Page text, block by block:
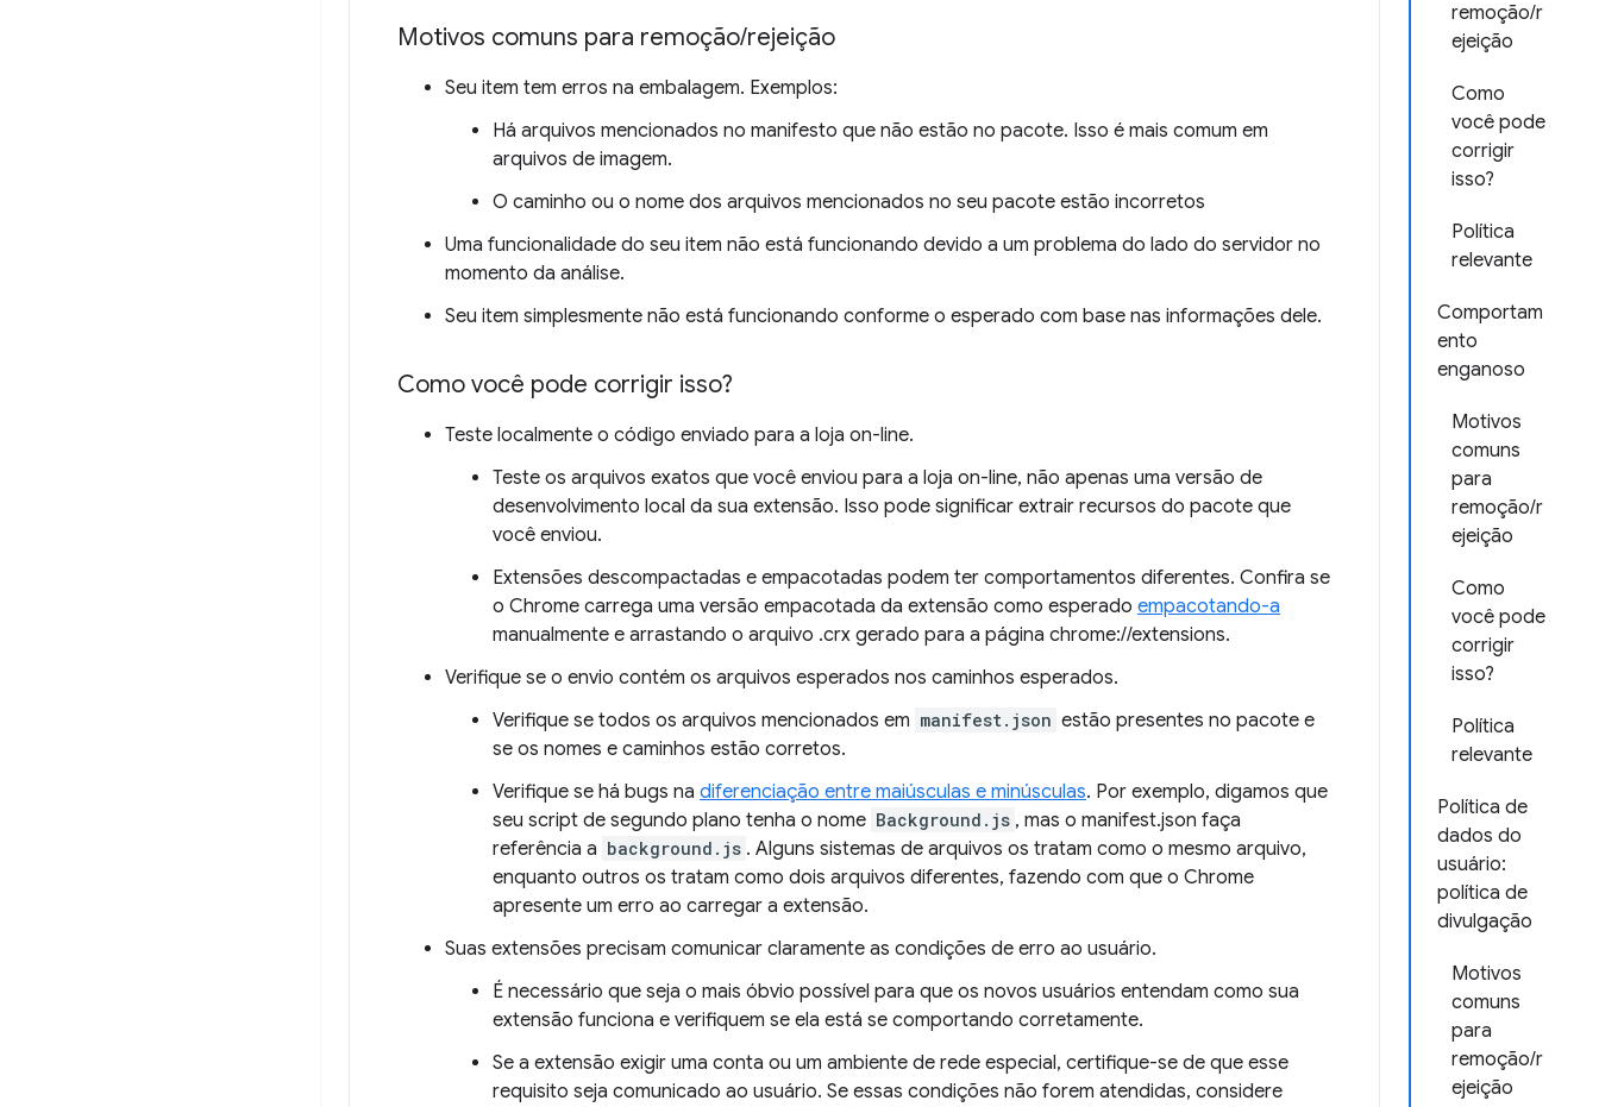
remoção/r
ejeição
Como
você pode
corrigir
isso?
Política
relevante
Comportam
ento
enganoso
Motivos
comuns
para
remoção/r
ejeição
Como
você pode
corrigir
isso?
Política
relevante
Política de
dados do
usuário:
política de
divulgação
Motivos
comuns
para
remoção/r
ejeição
Motivos comuns para remoção/rejeição
Seu item tem erros na embalagem. Exemplos:
Há arquivos mencionados no manifesto que não estão no pacote. Isso é mais comum em
arquivos de imagem.
O caminho ou o nome dos arquivos mencionados no seu pacote estão incorretos
Uma funcionalidade do seu item não está funcionando devido a um problema do lado do servidor no
momento da análise.
Seu item simplesmente não está funcionando conforme o esperado com base nas informações dele.
Como você pode corrigir isso?
Teste localmente o código enviado para a loja on-line.
Teste os arquivos exatos que você enviou para a loja on-line, não apenas uma versão de
desenvolvimento local da sua extensão. Isso pode significar extrair recursos do pacote que
você enviou.
Extensões descompactadas e empacotadas podem ter comportamentos diferentes. Confira se
o Chrome carrega uma versão empacotada da extensão como esperado empacotando-a
manualmente e arrastando o arquivo .crx gerado para a página chrome://extensions.
Verifique se o envio contém os arquivos esperados nos caminhos esperados.
Verifique se todos os arquivos mencionados em manifest.json estão presentes no pacote e
se os nomes e caminhos estão corretos.
Verifique se há bugs na diferenciação entre maiúsculas e minúsculas. Por exemplo, digamos que
seu script de segundo plano tenha o nome Background.js , mas o manifest.json faça
referência a background.js . Alguns sistemas de arquivos os tratam como o mesmo arquivo,
enquanto outros os tratam como dois arquivos diferentes, fazendo com que o Chrome
apresente um erro ao carregar a extensão.
Suas extensões precisam comunicar claramente as condições de erro ao usuário.
É necessário que seja o mais óbvio possível para que os novos usuários entendam como sua
extensão funciona e verifiquem se ela está se comportando corretamente.
Se a extensão exigir uma conta ou um ambiente de rede especial, certifique-se de que esse
requisito seja comunicado ao usuário. Se essas condições não forem atendidas, considere